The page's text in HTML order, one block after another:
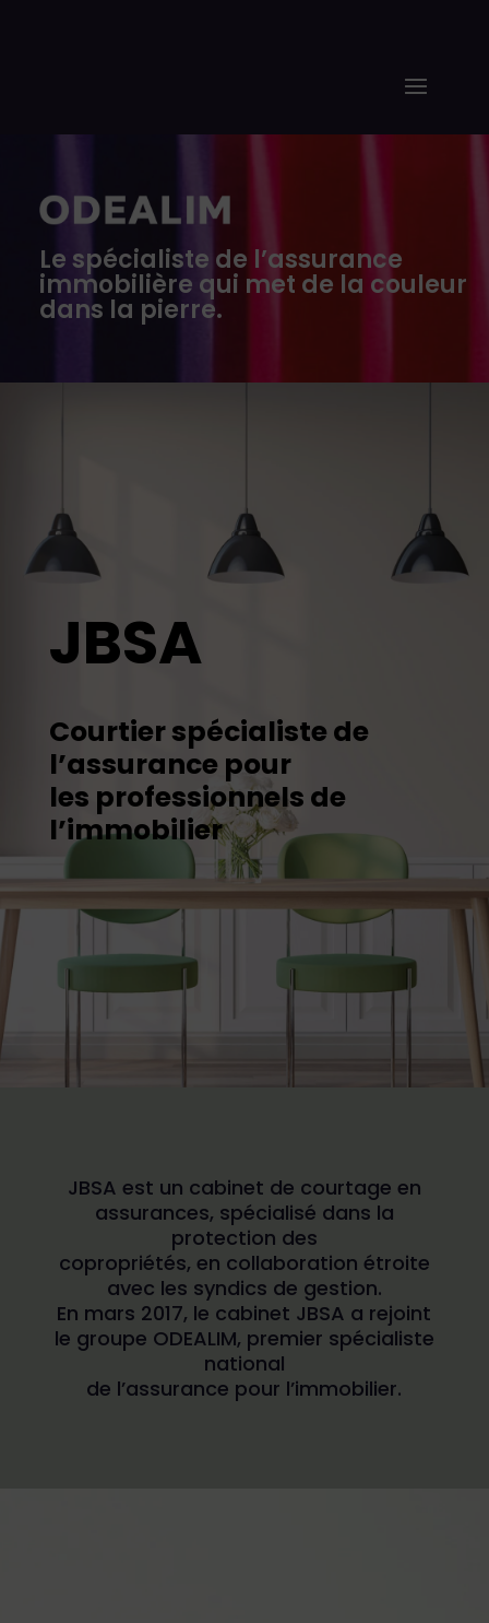
Le spécialiste de l’assurance
immobilière qui met de la couleur
dans la pierre.
JBSA
Courtier spécialiste de
l’assurance pour
les professionnels de
l’immobilier
JBSA est un cabinet de courtage en
assurances, spécialisé dans la
protection des
copropriétés, en collaboration étroite
avec les syndics de gestion.
En mars 2017, le cabinet JBSA a rejoint
le groupe ODEALIM, premier spécialiste
national
de l’assurance pour l’immobilier.